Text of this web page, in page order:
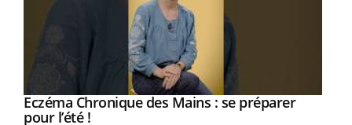
Youtube
Eczéma Chronique des Mains : se préparer
pour l’été !Youtube